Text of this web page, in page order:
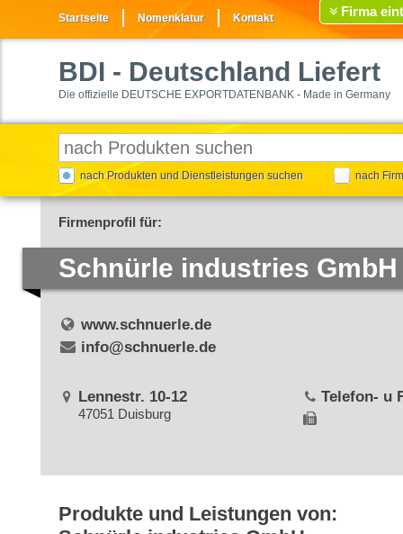
Startseite Nomenklatur Kontakt Firma
BDI - Deutschland Liefert
Die offizielle DEUTSCHE EXPORTDATENBANK - Made in Germany
nach Produkten und Dienstleistungen suchen nach
Firmenprofil für:
Schnürle industries GmbH
www.schnuerle.de
info@schnuerle.de
Lennestr. 10-12
47051 Duisburg
Telefon- u
Produkte und Leistungen von: